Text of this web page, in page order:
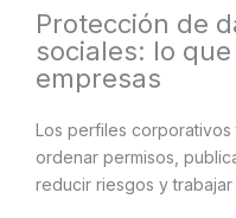
Protección de
sociales: lo
empresas
Los perfiles corporativos
ordenar permisos,
reducir riesgos y